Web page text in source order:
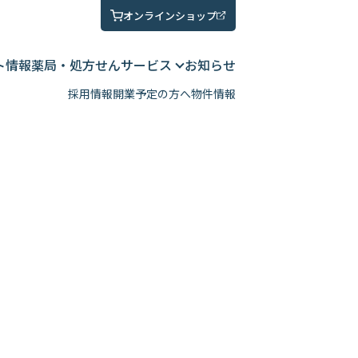
オンラインショップ
情報薬局・処方せんサービス お知らせ
採用情報開業予定の方へ物件情報